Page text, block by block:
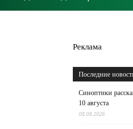
Реклама
Последние
Синоптики
10 августа
08.08.2026